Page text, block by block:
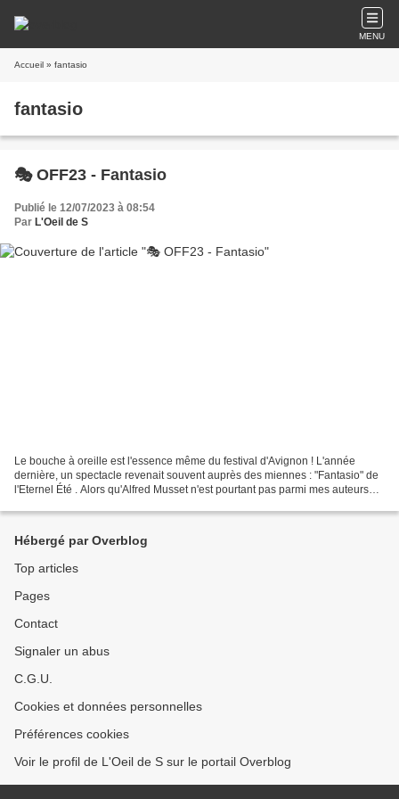
MENU
Accueil » fantasio
fantasio
🎭 OFF23 - Fantasio
Publié le 12/07/2023 à 08:54
Par L'Oeil de S
Le bouche à oreille est l'essence même du festival d'Avignon ! L'année
dernière, un spectacle revenait souvent auprès des miennes : "Fantasio" de
l'Eternel Été . Alors qu'Alfred Musset n'est pourtant pas parmi mes auteurs
Hébergé par Overblog
Top articles
Pages
Contact
Signaler un abus
C.G.U.
Cookies et données personnelles
Préférences cookies
Voir le profil de L'Oeil de S sur le portail Overblog